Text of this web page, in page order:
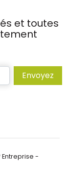
et toutes
Envoyez
Entreprise -